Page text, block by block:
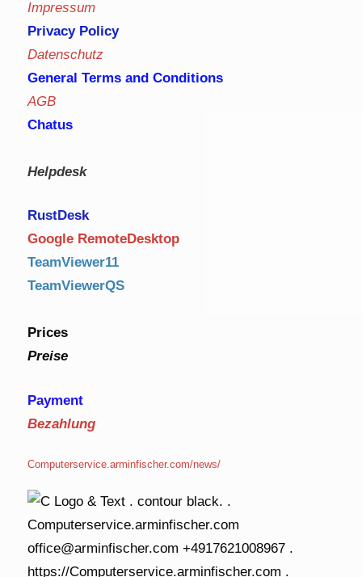
Impressum
Privacy Policy
Datenschutz
General Terms and Conditions
AGB
Chatus
Helpdesk
RustDesk
Google RemoteDesktop
TeamViewer11
TeamViewerQS
Prices
Preise
Payment
Bezahlung
Computerservice.arminfischer.com/news/